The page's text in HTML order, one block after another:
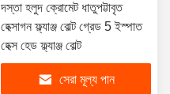
দস্তা হলুদ ক্রোমেট ধাতুপট্টাবৃত
হেক্সাগন ফ্ল্যাঞ্জ বোল্ট গ্রেড 5 ইস্পাত
হেক্স হেড ফ্ল্যাঞ্জ বোল্ট
সেরা মূল্য পান